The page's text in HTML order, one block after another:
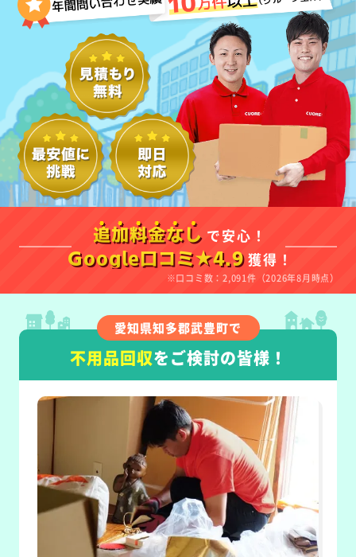
追加料金なし で安心！
Google口コミ★4.9 獲得！
※口コミ数：2,091件（2026年8月時点）
愛知県知多郡武豊町で
不用品回収をご検討の皆様！